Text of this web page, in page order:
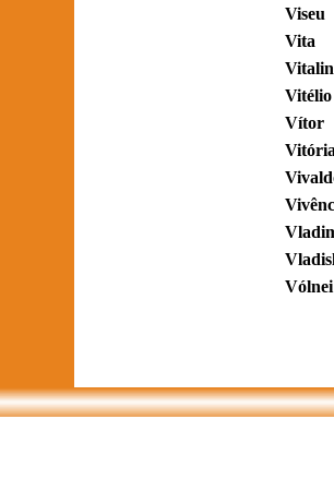
Viseu
Vita
Vitélio
Vítor
Vólnei